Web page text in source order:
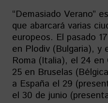
“Demasiado Verano”
que abarcará varias
europeos. El pasado
en Plodiv (Bulgaria), y
Roma (Italia), el 24 en
25 en Bruselas
a España el 29
el 30 de junio